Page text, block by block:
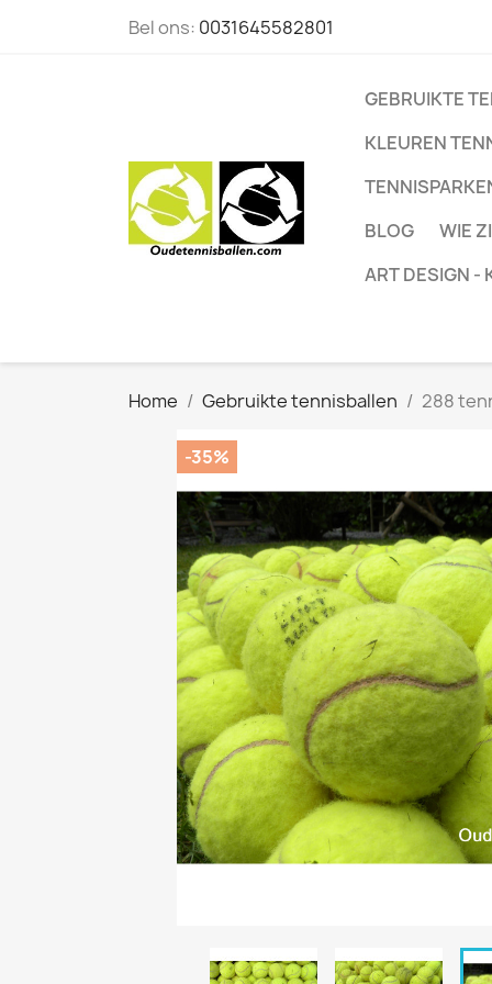
Bel ons: 0031645582801
GEBRUIKTE
KLEUREN
BLOG
WIE
ART DESIGN -
Home Gebruikte tennisballen 288
-35%